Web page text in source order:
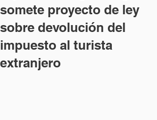
somete proyecto de ley
sobre devolución del
impuesto al turista
extranjero